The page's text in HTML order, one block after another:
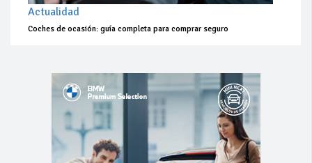
Actualidad
Coches de ocasión: guía completa para comprar seguro